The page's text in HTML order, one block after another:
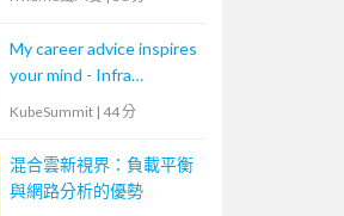
My career advice inspires
your mind - Infra
KubeSummit | 44 分
混合雲新視界：負載平衡
與網路分析的優勢